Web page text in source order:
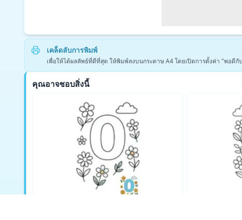
เคล็ดลับการพิมพ์
เพื่อให้ได้ผลลัพธ์ที่ดีที่สุด ให้พิมพ์ลงบนกระดาษ A4 โดยเปิดการตั้งค่า "พอ
คุณอาจชอบสิ่งนี้